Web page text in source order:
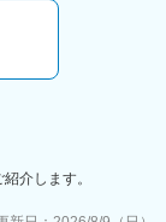
そ週3、4日の頻度
イコンにおける開
込みソフト開発
介します。